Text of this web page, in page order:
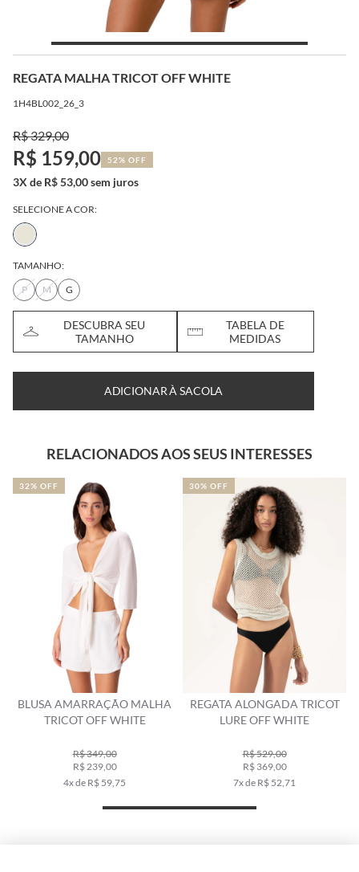
REGATA MALHA TRICOT OFF WHITE
1H4BL002_26_3
R$ 329,00
R$ 159,00 52% OFF
3X de R$ 53,00 sem juros
SELECIONE A COR:
TAMANHO:
P
M G
DESCUBRA SEU
TAMANHO
TABELA DE
MEDIDAS
ADICIONAR À SACOLA
RELACIONADOS AOS SEUS INTERESSES
BLUSA AMARRAÇÃO MALHA
TRICOT OFF WHITE
R$ 349,00
R$ 239,00
4x de R$ 59,75
32% OFF
REGATA ALONGADA TRICOT
LURE OFF WHITE
R$ 529,00
R$ 369,00
7x de R$ 52,71
30% OFF